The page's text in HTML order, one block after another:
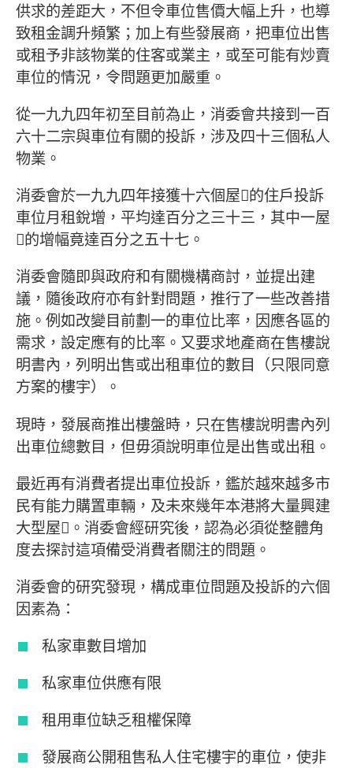
供求的差距大，不但令車位售價大幅上升，也導
致租金調升頻繁；加上有些發展商，把車位出售
或租予非該物業的住客或業主，或至可能有炒賣
車位的情況，令問題更加嚴重。
從一九九四年初至目前為止，消委會共接到一百
六十二宗與車位有關的投訴，涉及四十三個私人
物業。
消委會於一九九四年接獲十六個屋的住戶投訴
車位月租銳增，平均達百分之三十三，其中一屋
的增幅竟達百分之五十七。
消委會隨即與政府和有關機構商討，並提出建
議，隨後政府亦有針對問題，推行了一些改善措
施。例如改變目前劃一的車位比率，因應各區的
需求，設定應有的比率。又要求地產商在售樓說
明書內，列明出售或出租車位的數目（只限同意
方案的樓宇）。
現時，發展商推出樓盤時，只在售樓說明書內列
出車位總數目，但毋須說明車位是出售或出租。
最近再有消費者提出車位投訴，鑑於越來越多市
民有能力購置車輛，及未來幾年本港將大量興建
大型屋。消委會經研究後，認為必須從整體角
度去探討這項備受消費者關注的問題。
消委會的研究發現，構成車位問題及投訴的六個
因素為：
私家車數目增加
私家車位供應有限
租用車位缺乏租權保障
發展商公開租售私人住宅樓宇的車位，使非